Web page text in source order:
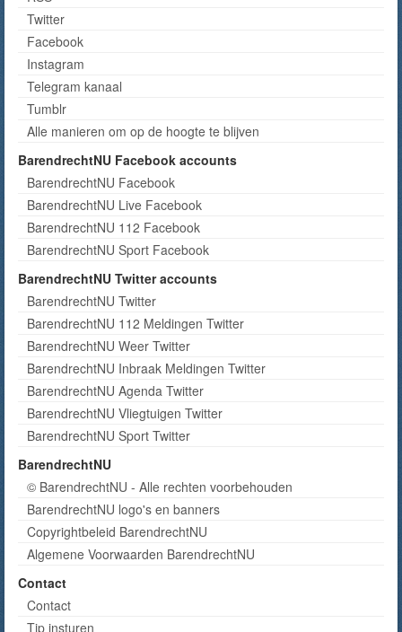
Twitter
Facebook
Instagram
Telegram kanaal
Tumblr
Alle manieren om op de hoogte te blijven
BarendrechtNU Facebook accounts
BarendrechtNU Facebook
BarendrechtNU Live Facebook
BarendrechtNU 112 Facebook
BarendrechtNU Sport Facebook
BarendrechtNU Twitter accounts
BarendrechtNU Twitter
BarendrechtNU 112 Meldingen Twitter
BarendrechtNU Weer Twitter
BarendrechtNU Inbraak Meldingen Twitter
BarendrechtNU Agenda Twitter
BarendrechtNU Vliegtuigen Twitter
BarendrechtNU Sport Twitter
BarendrechtNU
© BarendrechtNU - Alle rechten voorbehouden
BarendrechtNU logo's en banners
Copyrightbeleid BarendrechtNU
Algemene Voorwaarden BarendrechtNU
Contact
Contact
Tip insturen